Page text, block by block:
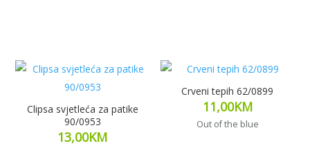
Clipsa svjetleća za patike
90/0953
13,00KM
Crveni tepih 62/0899
11,00KM
Out of the blue